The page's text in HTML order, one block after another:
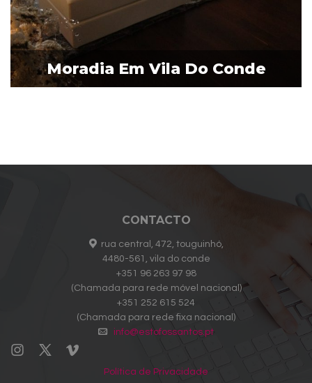
Moradia Em Vila Do Conde
CONTACTO
rua central, 472, touguinhó,
4480-561, vila do conde
+351 96 263 97 98
(Chamada para rede móvel nacional)
+351 252 615 524
(Chamada para rede fixa nacional)
info@estofossantos.pt
Política de Privacidade